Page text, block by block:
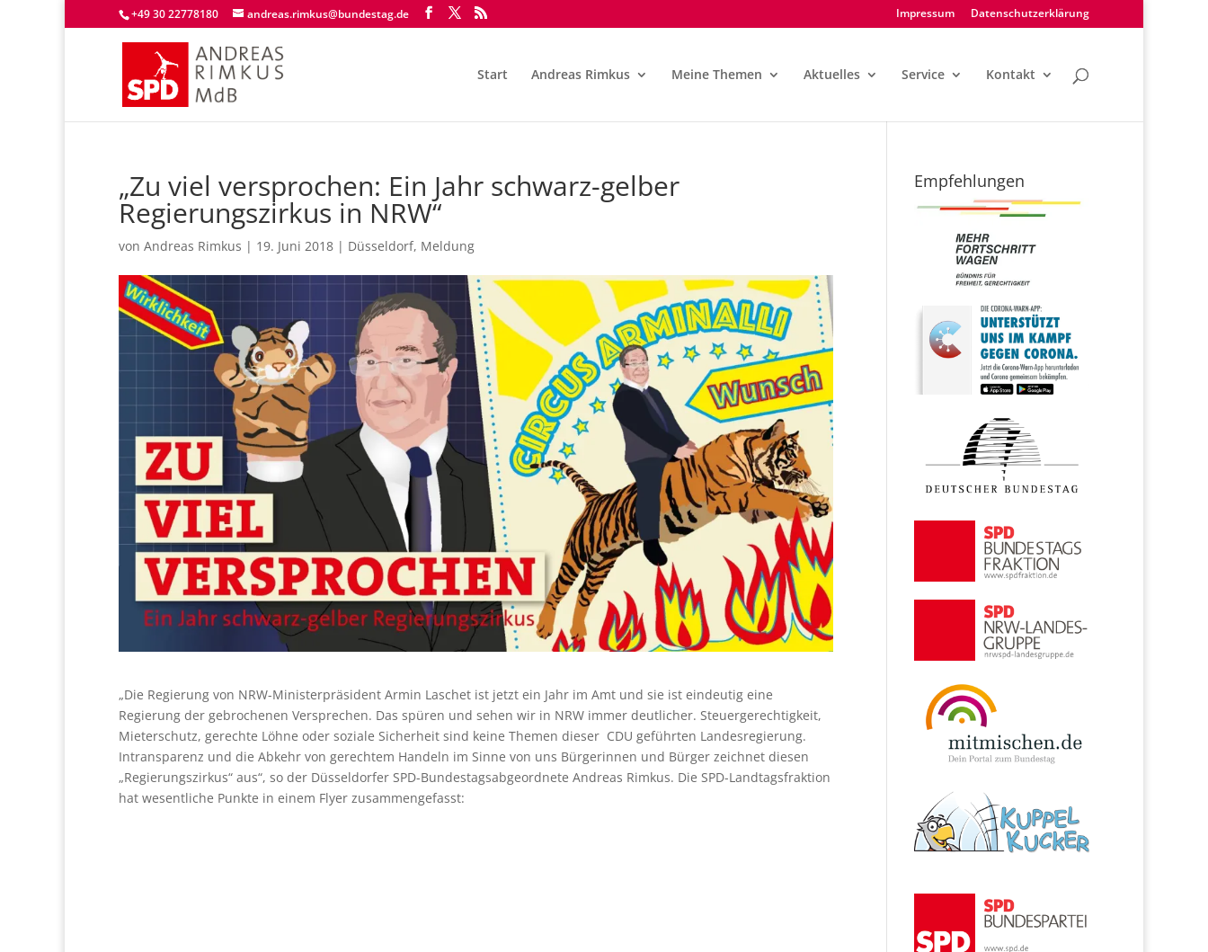
+49 30 22778180 andreas.rimkus@bundestag.de Impressum Datenschutzerklärung
Start Andreas Rimkus Meine Themen Aktuelles Service Kontakt
„Zu viel versprochen: Ein Jahr schwarz-gelber
Regierungszirkus in NRW“
von Andreas Rimkus | 19. Juni 2018 | Düsseldorf, Meldung
„Die Regierung von NRW-Ministerpräsident Armin Laschet ist jetzt ein Jahr im Amt und sie ist eindeutig eine
Regierung der gebrochenen Versprechen. Das spüren und sehen wir in NRW immer deutlicher. Steuergerechtigkeit,
Mieterschutz, gerechte Löhne oder soziale Sicherheit sind keine Themen dieser CDU geführten Landesregierung.
Intransparenz und die Abkehr von gerechtem Handeln im Sinne von uns Bürgerinnen und Bürger zeichnet diesen
„Regierungszirkus“ aus“, so der Düsseldorfer SPD-Bundestagsabgeordnete Andreas Rimkus. Die SPD-Landtagsfraktion
hat wesentliche Punkte in einem Flyer zusammengefasst:
Empfehlungen